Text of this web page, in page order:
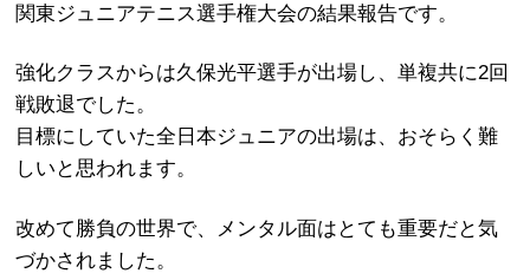
関東ジュニアテニス選手権大会の結果報告です。
強化クラスからは久保光平選手が出場し、単複共に2回
戦敗退でした。
目標にしていた全日本ジュニアの出場は、おそらく難
しいと思われます。
改めて勝負の世界で、メンタル面はとても重要だと気
づかされました。